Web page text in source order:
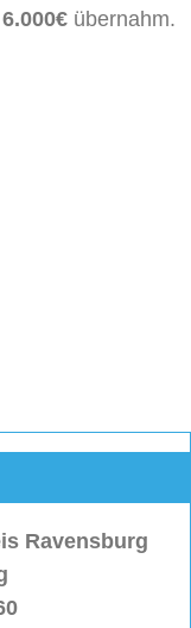
übernahm.
Ravensburg